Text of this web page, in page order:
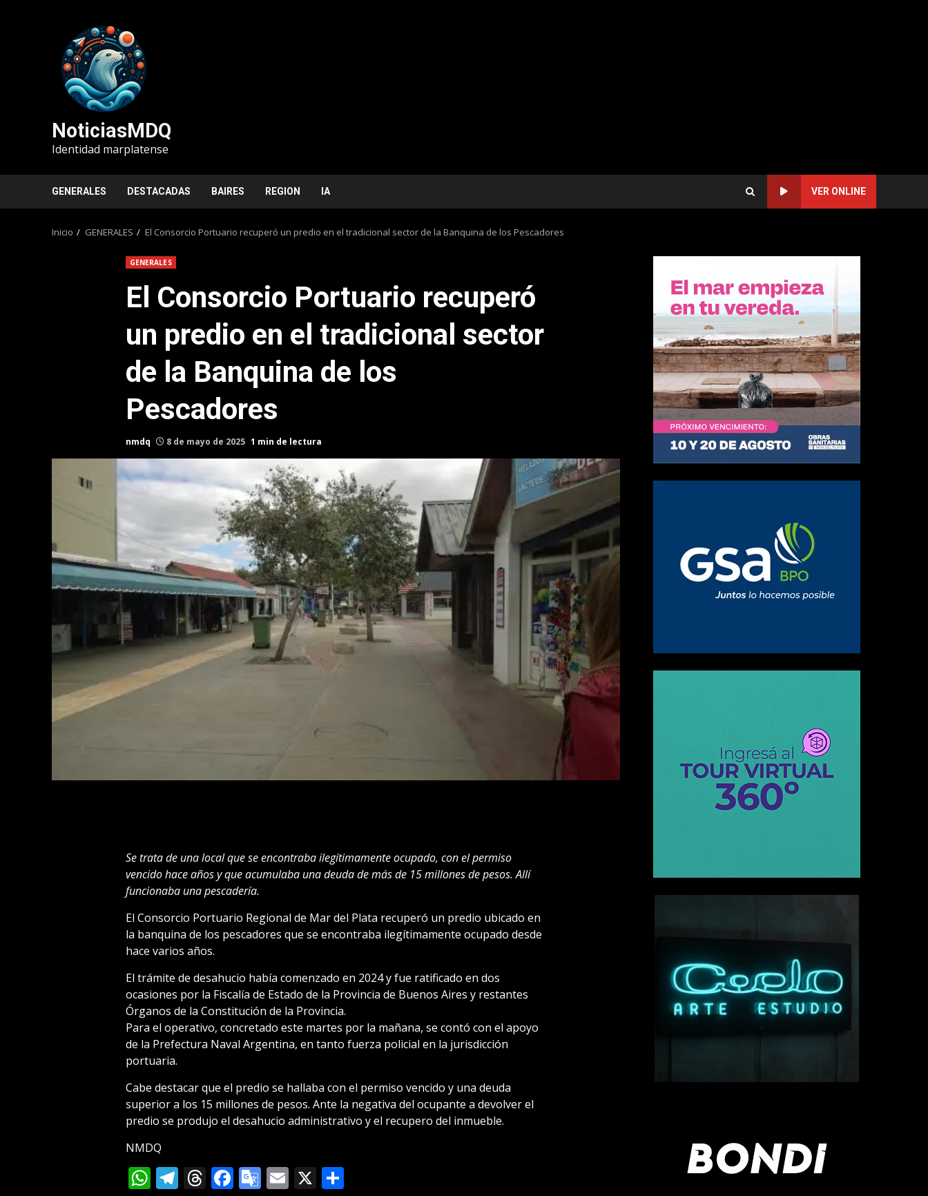
NoticiasMDQ
Identidad marplatense
GENERALES DESTACADAS BAIRES REGION IA VER ONLINE
Inicio GENERALES El Consorcio Portuario recuperó un predio en el tradicional sector de la Banquina de los Pescadores
GENERALES
El Consorcio Portuario recuperó
un predio en el tradicional sector
de la Banquina de los
Pescadores
nmdq 8 de mayo de 2025 1 min de lectura
Se trata de una local que se encontraba ilegítimamente ocupado, con el permiso
vencido hace años y que acumulaba una deuda de más de 15 millones de pesos. Allí
funcionaba una pescadería.
El Consorcio Portuario Regional de Mar del Plata recuperó un predio ubicado en
la banquina de los pescadores que se encontraba ilegítimamente ocupado desde
hace varios años.
El trámite de desahucio había comenzado en 2024 y fue ratificado en dos
ocasiones por la Fiscalía de Estado de la Provincia de Buenos Aires y restantes
Órganos de la Constitución de la Provincia.
Para el operativo, concretado este martes por la mañana, se contó con el apoyo
de la Prefectura Naval Argentina, en tanto fuerza policial en la jurisdicción
portuaria.
Cabe destacar que el predio se hallaba con el permiso vencido y una deuda
superior a los 15 millones de pesos. Ante la negativa del ocupante a devolver el
predio se produjo el desahucio administrativo y el recupero del inmueble.
NMDQ
WhatsApp
Telegram
Threads
Facebook
Google
Email
X Compartir